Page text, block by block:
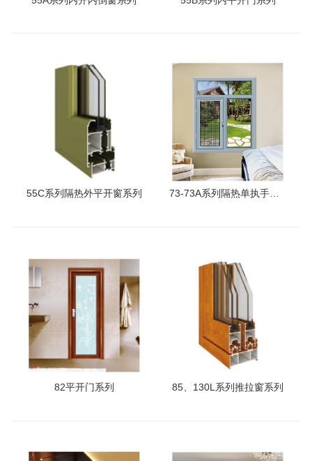
55C系列隔热外平开窗系列 73-73A系列隔热单执手控制窗纱一体内外平开窗系列
82平开门系列 85、130L系列推拉窗系列